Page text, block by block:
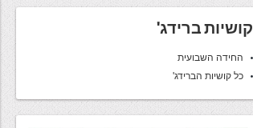
קושיות ברידג'
החידה השבועית
כל קושיות הברידג'